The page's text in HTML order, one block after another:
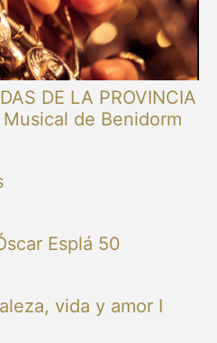
DE LA PROVINCIA
de Benidorm
Esplá 50
vida y amor I